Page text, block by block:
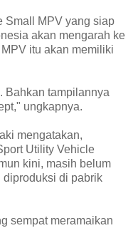
Small MPV yang siap
akan mengarah ke
itu akan memiliki
Bahkan tampilannya
ungkapnya.
mengatakan,
Utility Vehicle
kini, masih belum
diproduksi di pabrik
sempat meramaikan